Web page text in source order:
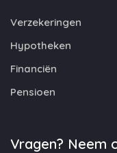
Verzekeringen
Hypotheken
Financiën
Pensioen
Vragen? Neem